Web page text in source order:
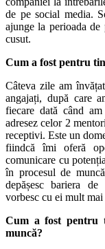
de pe social media.
ajunge la perioada
cusut.
Cum a fost pentru
Câteva zile am
angajați, după care
fiecare dată când
adresez celor 2
receptivi. Este un
fiindcă îmi oferă
comunicare cu
în procesul de
depășesc bariera
vorbesc cu ei mult
Cum a fost pentru
muncă?